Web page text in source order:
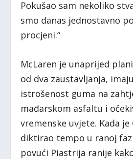
Pokušao sam nekoliko
smo danas jednostavno
procjeni.“
McLaren je unaprijed
od dva zaustavljanja,
istrošenost guma na
mađarskom asfaltu i
vremenske uvjete. Kada je
diktirao tempo u ranoj
povući Piastrija ranije